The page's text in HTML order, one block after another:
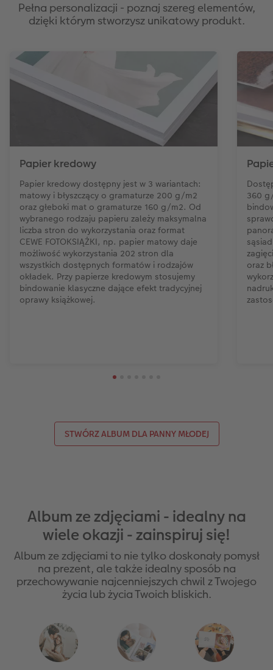
Pełna personalizacji - poznaj szereg elementów,
dzięki którym stworzysz unikatowy produkt.
Papier kredowy
Papier kredowy dostępny jest w 3 wariantach:
matowy i błyszczący o gramaturze 200 g/m2
oraz głeboki mat o gramaturze 160 g/m2. Od
wybranego rodzaju papieru zależy maksymalna
liczba stron do wykorzystania oraz format
CEWE FOTOKSIĄŻKI, np. papier matowy daje
możliwość wykorzystania 202 stron dla
wszystkich dostępnych formatów i rodzajów
okładek. Przy papierze kredowym stosujemy
bindowanie klasyczne dające efekt tradycyjnej
oprawy książkowej.
360
oraz
STWÓRZ ALBUM DLA PANNY MŁODEJ
Album ze zdjęciami - idealny na
wiele okazji - zainspiruj się!
Album ze zdjęciami to nie tylko doskonały pomysł
na prezent, ale także idealny sposób na
przechowywanie najcenniejszych chwil z Twojego
życia lub życia Twoich bliskich.